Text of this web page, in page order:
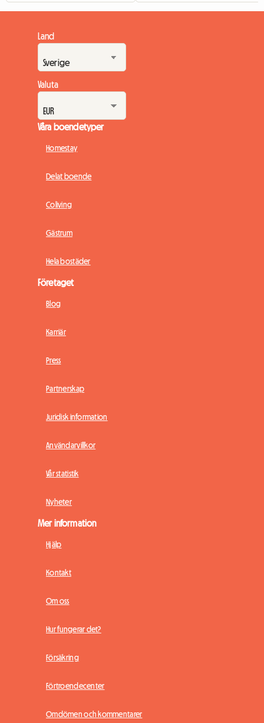
Land
Valuta
Våra boendetyper
Homestay
Delat boende
Coliving
Gästrum
Hela bostäder
Företaget
Blog
Karriär
Press
Partnerskap
Juridisk information
Användarvillkor
Vår statistik
Nyheter
Mer information
Hjälp
Kontakt
Om oss
Hur fungerar det?
Försäkring
Förtroendecenter
Omdömen och kommentarer